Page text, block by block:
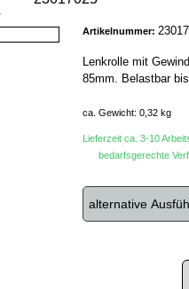
Artikelnummer:
Lenkrolle mit
85mm. Belastbar
ca. Gewicht: 0,32 kg
Lieferzeit ca. 3-10
bedarfsgerechte